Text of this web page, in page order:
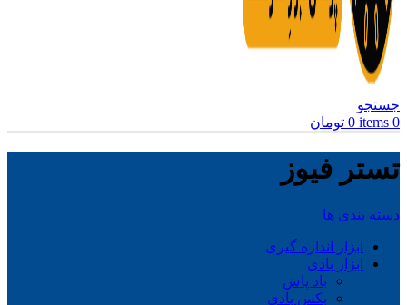
جستجو
0
items
0 تومان
تستر فیوز
دسته بندی ها
ابزار اندازه گیری
ابزار بادی
باد پاش
بکس بادی